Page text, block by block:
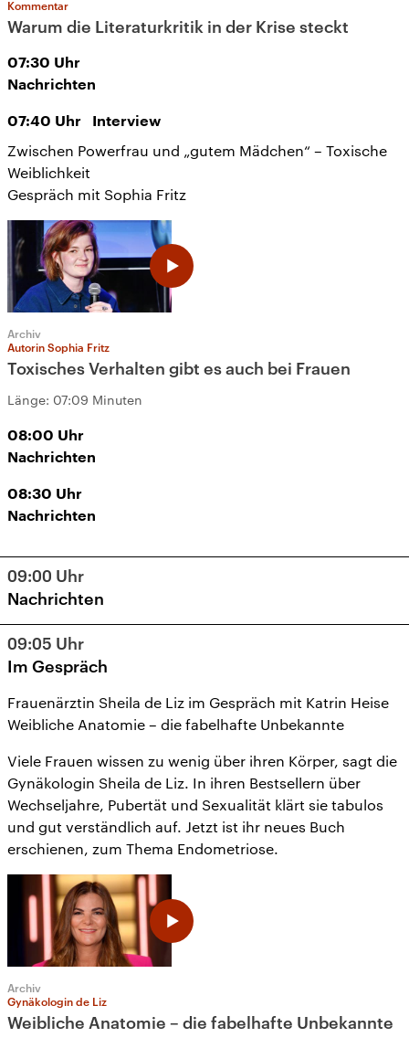
Kommentar
Warum die Literaturkritik in der Krise steckt
07:30 Uhr
Nachrichten
07:40 Uhr Interview
Zwischen Powerfrau und „gutem Mädchen“ – Toxische
Weiblichkeit
Gespräch mit Sophia Fritz
Archiv
Autorin Sophia Fritz
Toxisches Verhalten gibt es auch bei Frauen
Länge: 07:09 Minuten
08:00 Uhr
Nachrichten
08:30 Uhr
Nachrichten
09:00 Uhr
Nachrichten
09:05 Uhr
Im Gespräch
Frauenärztin Sheila de Liz im Gespräch mit Katrin Heise
Weibliche Anatomie – die fabelhafte Unbekannte
Viele Frauen wissen zu wenig über ihren Körper, sagt die
Gynäkologin Sheila de Liz. In ihren Bestsellern über
Wechseljahre, Pubertät und Sexualität klärt sie tabulos
und gut verständlich auf. Jetzt ist ihr neues Buch
erschienen, zum Thema Endometriose.
Archiv
Gynäkologin de Liz
Weibliche Anatomie – die fabelhafte Unbekannte